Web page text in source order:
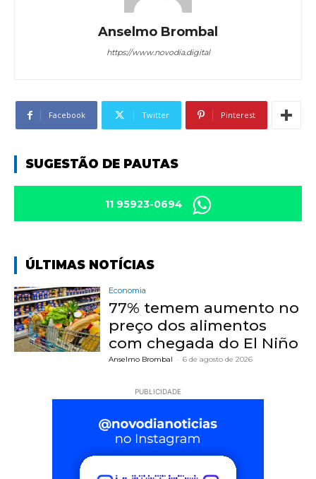
Anselmo Brombal
https://www.novodia.digital
Facebook Twitter Pinterest
SUGESTÃO DE PAUTAS
11 95923-0694
ÚLTIMAS NOTÍCIAS
Economia
77% temem aumento no
preço dos alimentos
com chegada do El Niño
Anselmo Brombal - 6 de agosto de 2026
PUBLICIDADE